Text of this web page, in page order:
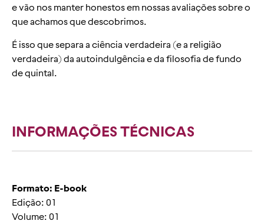
e vão nos manter honestos em nossas avaliações sobre o
que achamos que descobrimos.
É isso que separa a ciência verdadeira (e a religião
verdadeira) da autoindulgência e da filosofia de fundo
de quintal.
INFORMAÇÕES TÉCNICAS
Formato: E-book
Edição: 01
Volume: 01